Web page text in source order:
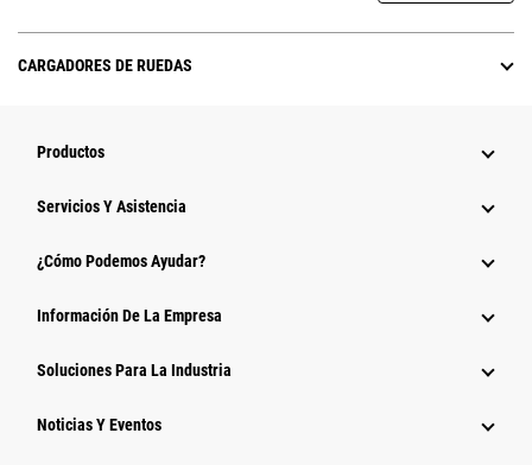
CARGADORES DE RUEDAS
Productos
Servicios Y Asistencia
¿Cómo Podemos Ayudar?
Información De La Empresa
Soluciones Para La Industria
Noticias Y Eventos